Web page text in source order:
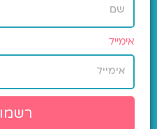
אימייל
רשמו אותי